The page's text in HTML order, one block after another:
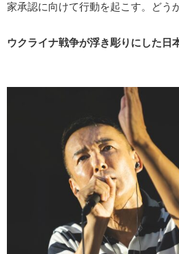
家承認に向けて行動を起こす。どう
ウクライナ戦争が浮き彫りにした日